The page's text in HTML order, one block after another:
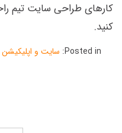
کارهای طراحی سایت تیم
کنید.
Posted in: سایت و اپلیکیشن